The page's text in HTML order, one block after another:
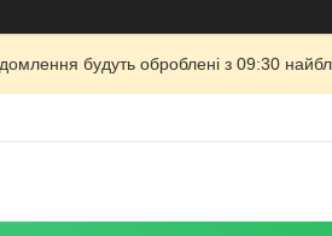
будуть оброблені з 09:30